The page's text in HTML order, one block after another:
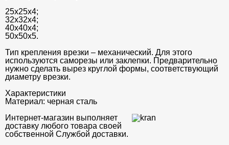
25х25х4;
32х32х4;
40х40х4;
50х50х5.
Тип крепления врезки – механический. Для этого
используются саморезы или заклепки. Предварительно
нужно сделать вырез круглой формы, соответствующий
диаметру врезки.
Характеристики
Материал: черная сталь
Интернет-магазин выполняет
доставку любого товара своей
собственной Службой доставки.